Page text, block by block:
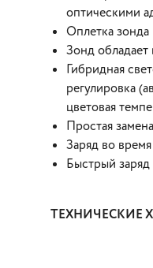
оптическими
Оплетка
Зонд
Гибридная
регулировка
цветовая
Простая
Заряд во
Быстрый заряд
ТЕХНИЧЕСКИЕ